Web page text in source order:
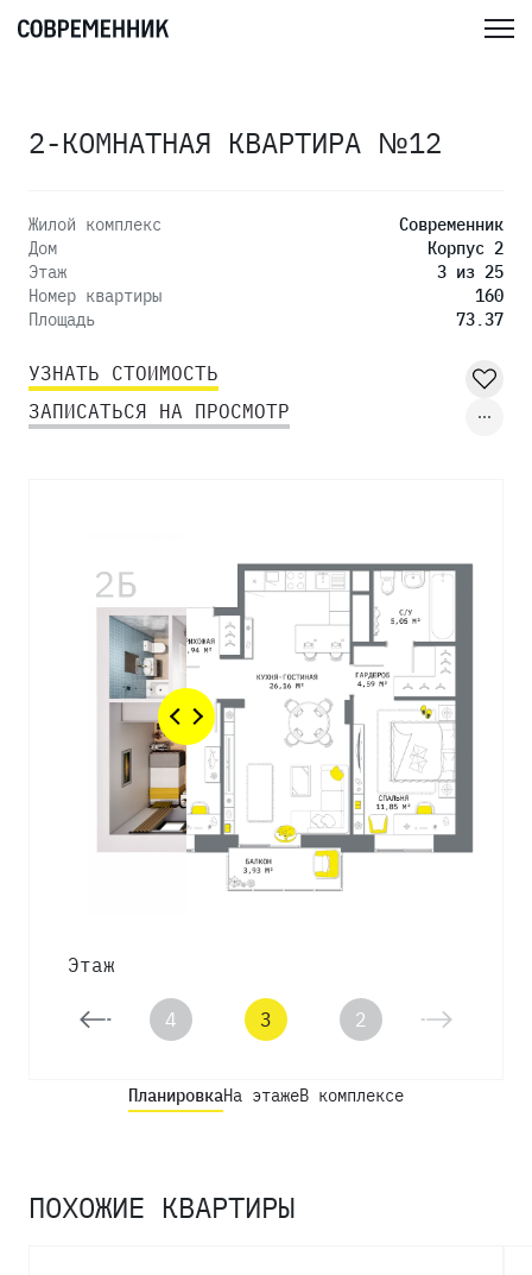
2-КОМНАТНАЯ КВАРТИРА №12
Жилой комплекс
Современник
Дом
Корпус 2
Этаж
3 из 25
Номер квартиры
160
Площадь
73.37
УЗНАТЬ СТОИМОСТЬ
ЗАПИСАТЬСЯ НА ПРОСМОТР
Этаж
5 4 3 2
ПланировкаНа этажеВ комплексе
ПОХОЖИЕ КВАРТИРЫ